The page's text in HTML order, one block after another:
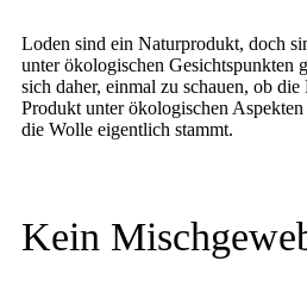
Loden sind ein Naturprodukt, doch
unter ökologischen Gesichtspunkten
sich daher, einmal zu schauen, ob
Produkt unter ökologischen
die Wolle eigentlich stammt.
Kein